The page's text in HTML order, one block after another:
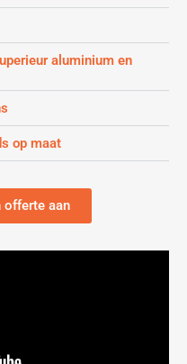
aluminium en
op maat
offerte aan